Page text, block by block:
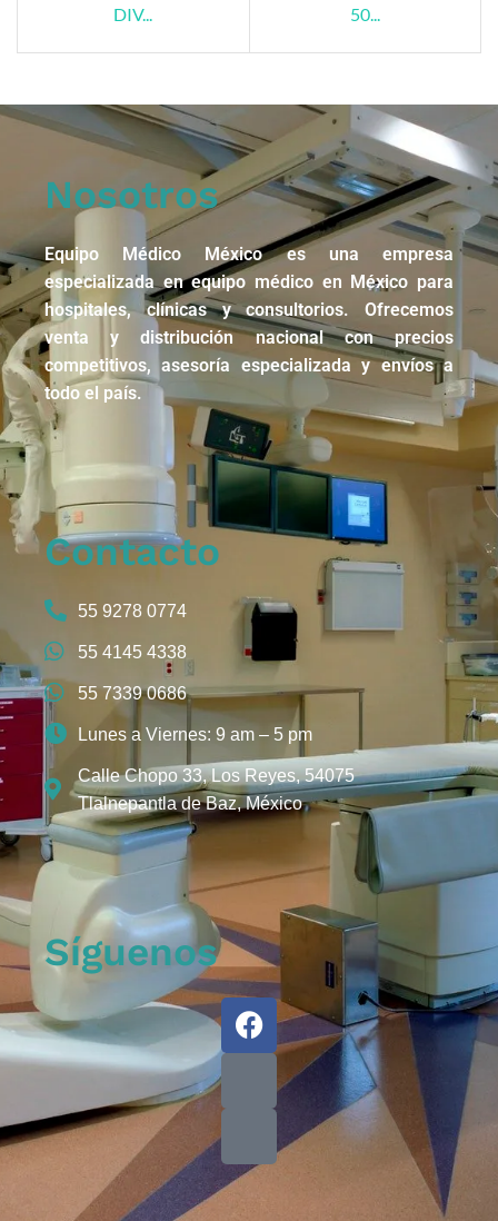
DIV...
50...
Nosotros
Equipo Médico México es una empresa
especializada en equipo médico en México para
hospitales, clínicas y consultorios. Ofrecemos
venta y distribución nacional con precios
competitivos, asesoría especializada y envíos a
todo el país.
Contacto
55 9278 0774
55 4145 4338
55 7339 0686
Lunes a Viernes: 9 am – 5 pm
Calle Chopo 33, Los Reyes, 54075
Tlalnepantla de Baz, México
Síguenos